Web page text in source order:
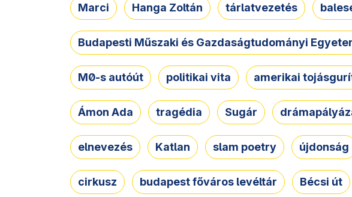
Marci Hanga Zoltán tárlatvezetés
Budapesti Műszaki és Gazdaságtudományi
M0-s autóút politikai vita amerikai
Ámon Ada tragédia Sugár
elnevezés Katlan slam poetry újdonság
cirkusz budapest főváros levéltár Bécsi út